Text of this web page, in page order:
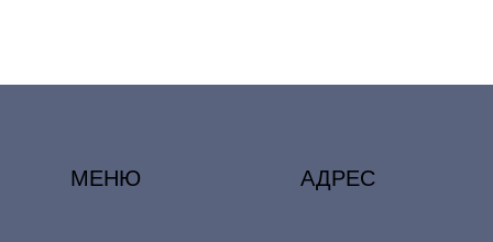
МЕНЮ АДРЕС